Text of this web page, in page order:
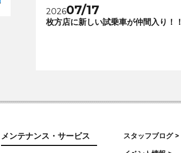
202607/17
枚方店に新しい試乗車が仲間入り！！
メンテナンス・サービス
スタッフブログ >